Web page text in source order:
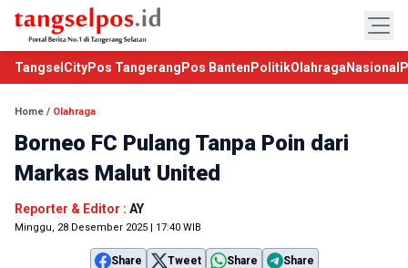
TangselCityPos Tangerang Pos Banten PolitikOlahraga Nasional
Home / Olahraga
Borneo FC Pulang Tanpa Poin dari
Markas Malut United
Reporter & Editor : AY
Minggu, 28 Desember 2025 | 17:40 WIB
Share Tweet Share Share